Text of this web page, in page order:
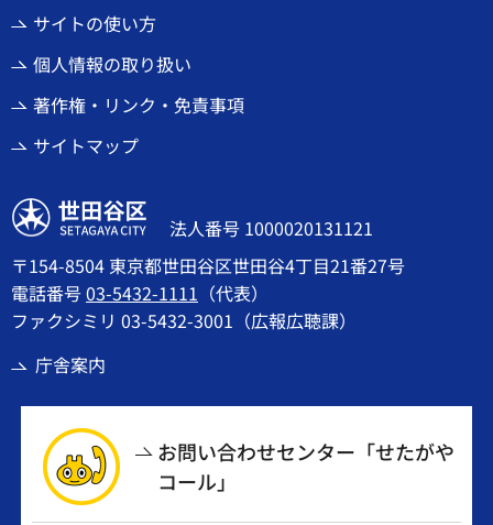
サイトの使い方
個人情報の取り扱い
著作権・リンク・免責事項
サイトマップ
世田谷区
法人番号 1000020131121
〒154-8504 東京都世田谷区世田谷4丁目21番27号
電話番号03-5432-1111 （代表）
ファクシミリ 03-5432-3001（広報広聴課）
庁舎案内
お問い合わせセンター「せたがや
コール」